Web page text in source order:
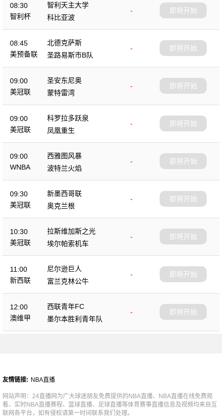
08:30
智利杯
智利天主大学
-
科比亚波
即将开始
08:45
美预备联
北德克萨斯
-
圣路易斯市B队
即将开始
09:00
美冠联
圣安东尼奥
-
蒙特雷湾
即将开始
09:00
美冠联
科罗拉多跃泉
-
凤凰重生
即将开始
09:00
WNBA
西雅图风暴
-
波特兰火焰
即将开始
09:30
美冠联
新墨西哥联
-
奥克兰根
即将开始
10:30
美冠联
拉斯维加斯之光
-
埃尔帕索机车
即将开始
11:00
新西联
尼尔逊巨人
-
富兰克林公牛
即将开始
12:00
澳维甲
西联青年FC
-
墨尔本胜利青年队
即将开始
友情链接: NBA直播
网站声明：24直播网为广大球迷朋友免费提供的NBA直播、NBA直播在线免费观
看、实时NBA直播赛程、篮球直播、足球直播等体育赛事直播信息及视频均来自互
联网各平台，如有侵权请第一时间联系我们处理。